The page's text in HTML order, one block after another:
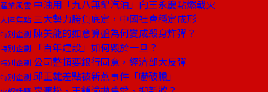
產業風雲 中油用「九八無鉛汽油」向王永慶點燃戰火
大陸焦點 三大勢力勝負底定，中國社會穩定成形
特別企劃 陳美龍的如意算盤為何變成殺身炸彈？
特別企劃 「百年建設」如何毀於一旦？
特別企劃 公司整頓要銀行同意，經濟部大反彈
特別企劃 邱正雄差點被新燕事件「嚇破膽」